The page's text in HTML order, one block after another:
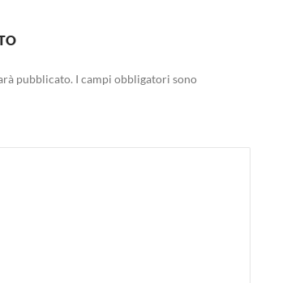
pubblicato. I campi obbligatori sono